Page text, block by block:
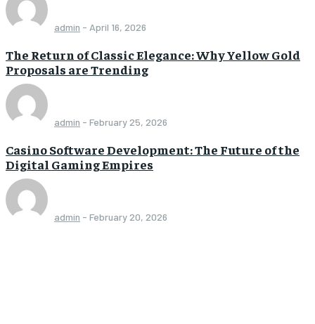
admin - April 16, 2026
The Return of Classic Elegance: Why Yellow Gold
Proposals are Trending
admin - February 25, 2026
Casino Software Development: The Future of the
Digital Gaming Empires
admin - February 20, 2026